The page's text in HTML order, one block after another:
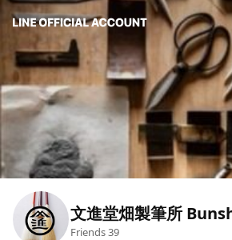
文進堂畑製筆所
Friends39